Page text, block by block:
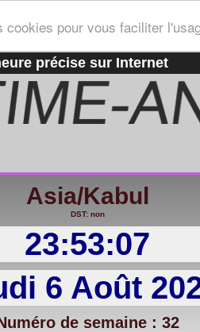
cookies pour vous faciliter
précise sur Internet
Asia/Kabul
DST: non
23:53:08
6 Août
de semaine : 32